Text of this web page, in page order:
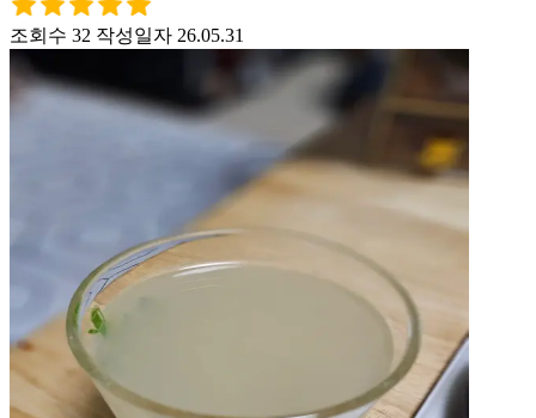
조회수 32 작성일자 26.05.31